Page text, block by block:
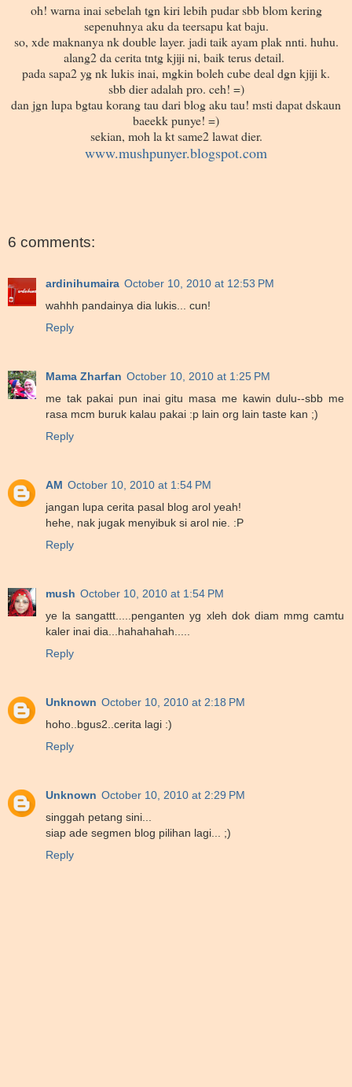
oh! warna inai sebelah tgn kiri lebih pudar sbb blom kering
sepenuhnya aku da teersapu kat baju.
so, xde maknanya nk double layer. jadi taik ayam plak nnti. huhu.
alang2 da cerita tntg kjiji ni, baik terus detail.
pada sapa2 yg nk lukis inai, mgkin boleh cube deal dgn kjiji k.
sbb dier adalah pro. ceh! =)
dan jgn lupa bgtau korang tau dari blog aku tau! msti dapat dskaun
baeekk punye! =)
sekian, moh la kt same2 lawat dier.
www.mushpunyer.blogspot.com
6 comments:
ardinihumaira October 10, 2010 at 12:53 PM
wahhh pandainya dia lukis... cun!
Reply
Mama Zharfan October 10, 2010 at 1:25 PM
me tak pakai pun inai gitu masa me kawin dulu--sbb me
rasa mcm buruk kalau pakai :p lain org lain taste kan ;)
Reply
AM October 10, 2010 at 1:54 PM
jangan lupa cerita pasal blog arol yeah!
hehe, nak jugak menyibuk si arol nie. :P
Reply
mush October 10, 2010 at 1:54 PM
ye la sangattt.....penganten yg xleh dok diam mmg camtu
kaler inai dia...hahahahah.....
Reply
Unknown October 10, 2010 at 2:18 PM
hoho..bgus2..cerita lagi :)
Reply
Unknown October 10, 2010 at 2:29 PM
singgah petang sini...
siap ade segmen blog pilihan lagi... ;)
Reply